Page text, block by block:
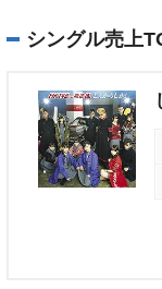
シングル売上